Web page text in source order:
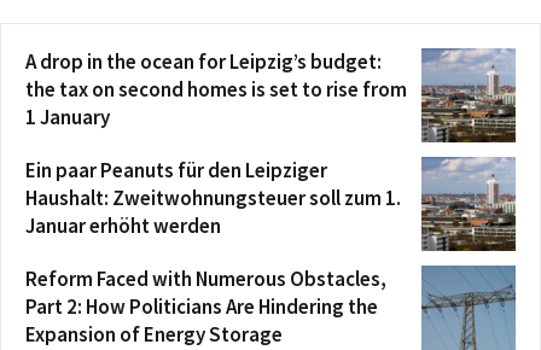
A drop in the ocean for Leipzig’s budget:
the tax on second homes is set to rise from
1 January
Ein paar Peanuts für den Leipziger
Haushalt: Zweitwohnungsteuer soll zum 1.
Januar erhöht werden
Reform Faced with Numerous Obstacles,
Part 2: How Politicians Are Hindering the
Expansion of Energy Storage